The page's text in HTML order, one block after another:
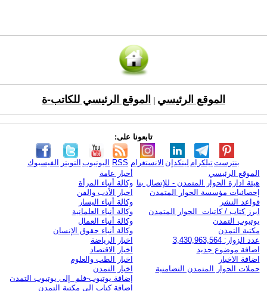
الموقع الرئيسي الموقع الرئيسي للكاتب-ة
تابعونا على:
الفيسبوك التويتر اليوتيوب RSS الانستغرام لينكدإن تيلكرامبنترست
الموقع الرئيسي
هيئة ادارة الحوار المتمدن - للإتصال بنا
إحصائيات مؤسسة الحوار المتمدن
قواعد النشر
ابرز كتاب / كاتبات الحوار المتمدن
يوتيوب التمدن
مكتبة التمدن
عدد الزوار: 3,430,963,564
اضافة موضوع جديد
اضافة الاخبار
حملات الحوار المتمدن التضامنية
أخبار عامة
وكالة أنباء المرأة
اخبار الأدب والفن
وكالة أنباء اليسار
وكالة أنباء العلمانية
وكالة أنباء العمال
وكالة أنباء حقوق الإنسان
اخبار الرياضة
اخبار الاقتصاد
اخبار الطب والعلوم
اخبار التمدن
إضافة يوتيوب-فلم إلى يوتيوب التمدن
إضافة كتاب إلى مكتبة التمدن